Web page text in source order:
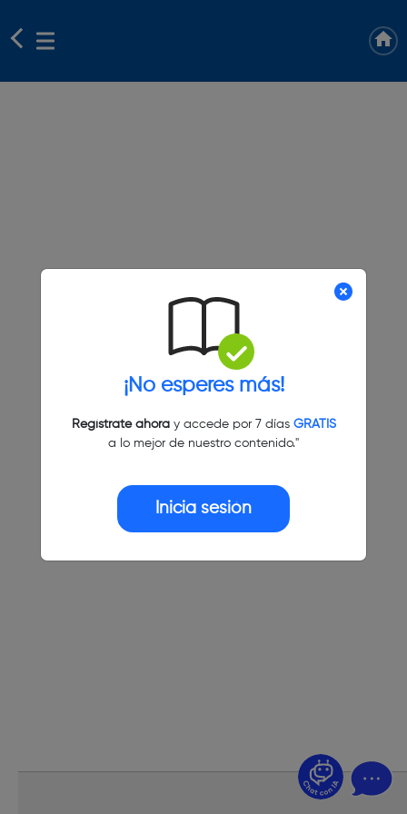
¡No esperes más!
Regístrate ahoray accede por 7 días GRATIS
a lo mejor de nuestro contenido."
Inicia sesión